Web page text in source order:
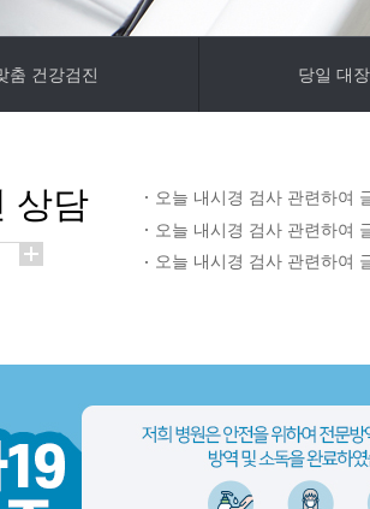
춤 건강검진 당일 대
상담